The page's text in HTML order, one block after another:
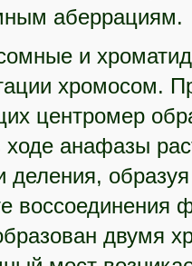
аберрациям.
и
хромосом.
центромер
ходе анафазы
деления,
двумя